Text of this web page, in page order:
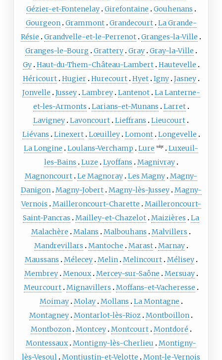
Gézier-et-Fontenelay Girefontaine
Gouhenans
Gourgeon Grammont Grandecourt La Grande-
Résie
Grandvelle-et-le-Perrenot Granges-la-Ville
Granges-le-Bourg
Grattery Gray Gray-la-Ville
Gy Haut-du-Them-Château-Lambert Hautevelle
Héricourt Hugier Hurecourt Hyet Igny Jasney
Jonvelle
Jussey Lambrey Lantenot La Lanterne-
et-les-Armonts
Larians-et-Munans
Larret
Lavigney Lavoncourt Lieffrans
Lieucourt
Liévans
Linexert Lœuilley Lomont Longevelle
La Longine
Loulans-Verchamp Lure subpr
Luxeuil-
les-Bains
Luze Lyoffans
Magnivray
Magnoncourt Le Magnoray Les Magny Magny-
Danigon Magny-Jobert Magny-lès-Jussey Magny-
Vernois
Mailleroncourt-Charette
Mailleroncourt-
Saint-Pancras
Mailley-et-Chazelot Maizières
La
Malachère
Malans Malbouhans
Malvillers
Mandrevillars
Mantoche Marast Marnay
Maussans
Mélecey Melin Melincourt Mélisey
Membrey Menoux Mercey-sur-Saône
Mersuay
Meurcourt Mignavillers
Moffans-et-Vacheresse
Moimay Molay Mollans
La Montagne
Montagney Montarlot-lès-Rioz Montboillon
Montbozon Montcey Montcourt Montdoré
Montessaux Montigny-lès-Cherlieu
Montigny-
lès-Vesoul Montjustin-et-Velotte Mont-le-Vernois